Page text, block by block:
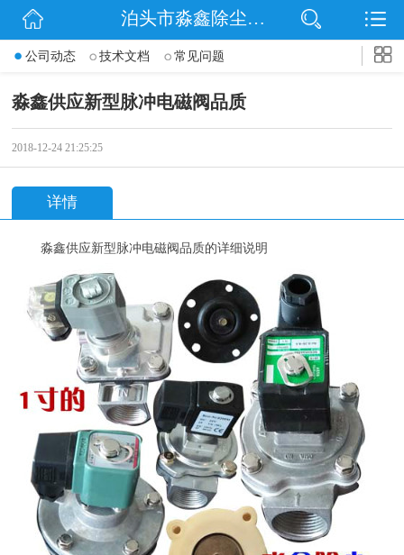
网站首页
泊头市淼鑫除尘配件销售处
公司动态 技术文档 常见问题
淼鑫供应新型脉冲电磁阀品质
2018-12-24 21:25:25
详情
淼鑫供应新型脉冲电磁阀品质的详细说明